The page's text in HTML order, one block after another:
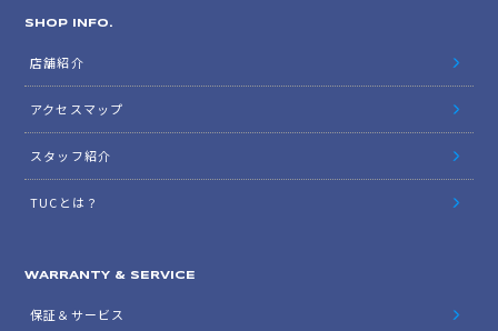
SHOP INFO.
店舗紹介
アクセスマップ
スタッフ紹介
TUCとは？
WARRANTY & SERVICE
保証＆サービス